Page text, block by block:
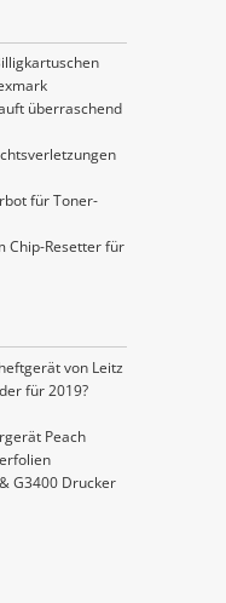
überraschend
für Toner-
Chip-Resetter für
von Leitz
für 2019?
Peach
G3400 Drucker